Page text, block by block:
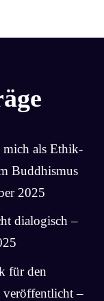
als Ethik-
Buddhismus
2025
dialogisch –
für den
veröffentlicht –